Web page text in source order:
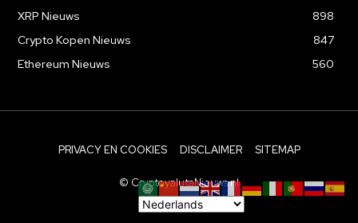
XRP Nieuws
898
Crypto Kopen Nieuws
847
Ethereum Nieuws
560
PRIVACY EN COOKIES DISCLAIMER SITEMAP
© CryptovalutaNieuws.nl